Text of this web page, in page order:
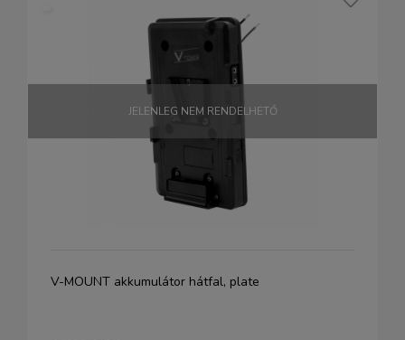
JELENLEG NEM RENDELHETŐ
V-MOUNT akkumulátor hátfal, plate